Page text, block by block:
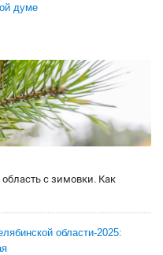
думе
с зимовки. Как
области-2025: